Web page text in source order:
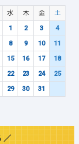
水 木 金
土
1
2 3
4
8 9 10
11
15 16 17
18
22 23 24
25
29 30 31
／